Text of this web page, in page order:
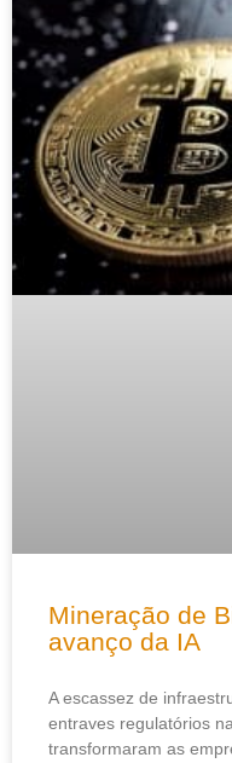
Mineração de
avanço da IA
A escassez de
entraves regulatórios
transformaram as